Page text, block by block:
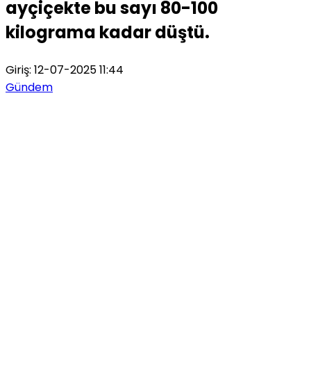
ayçiçekte bu sayı 80-100
kilograma kadar düştü.
Giriş: 12-07-2025 11:44
Gündem